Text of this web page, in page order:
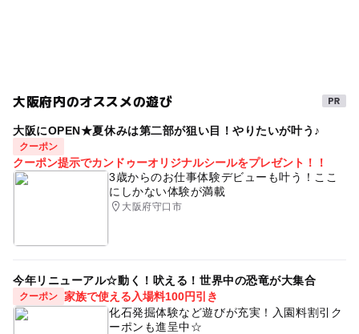
大阪府内のオススメの遊び
大阪にOPEN★夏休みは第二部が狙い目！やりたいが叶う♪
クーポン
クーポン提示でカンドゥーオリジナルシールをプレゼント！！
3歳からのお仕事体験デビューも叶う！ここ
にしかない体験が満載
大阪府守口市
今年リニューアル☆動く！吠える！世界中の恐竜が大集合
クーポン 家族で使える入場料100円引き
化石発掘体験など遊びが充実！入園料割引ク
ーポンも進呈中☆